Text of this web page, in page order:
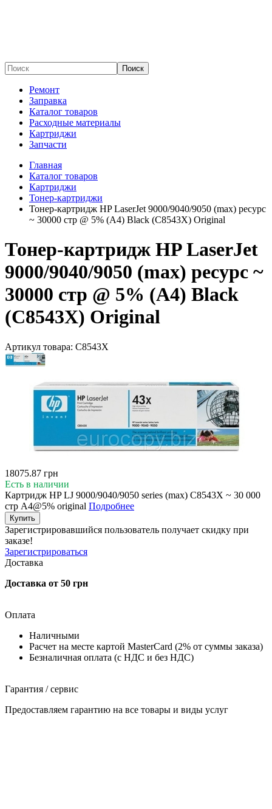
Поиск
Ремонт
Заправка
Каталог товаров
Расходные материалы
Картриджи
Запчасти
Главная
Каталог товаров
Картриджи
Тонер-картриджи
Тонер-картридж HP LaserJet 9000/9040/9050 (max) ресурс
~ 30000 стр @ 5% (A4) Black (C8543X) Original
Тонер-картридж HP LaserJet
9000/9040/9050 (max) ресурс ~
30000 стр @ 5% (A4) Black
(C8543X) Original
Артикул товара: C8543X
18075.87 грн
Есть в наличии
Картридж HP LJ 9000/9040/9050 series (max) C8543X ~ 30 000
стр А4@5% original Подробнее
Купить
Зарегистрировавшийся пользователь получает скидку при
заказе!
Зарегистрироваться
Доставка
Доставка от 50 грн
Оплата
Наличными
Расчет на месте картой MasterCard (2% от суммы заказа)
Безналичная оплата (с НДС и без НДС)
Гарантия / сервис
Предоставляем гарантию на все товары и виды услуг